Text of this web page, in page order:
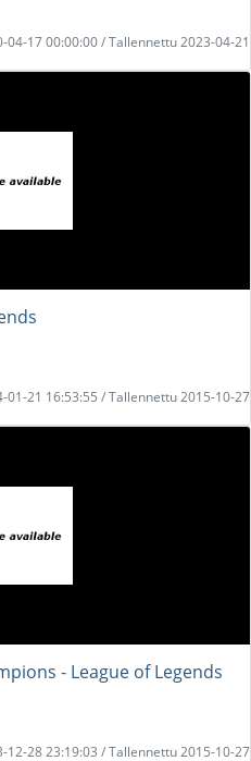
04-17 00:00:00 / Tallennettu 2023-04-21
01-21 16:53:55 / Tallennettu 2015-10-27
- League of Legends
12-28 23:19:03 / Tallennettu 2015-10-27